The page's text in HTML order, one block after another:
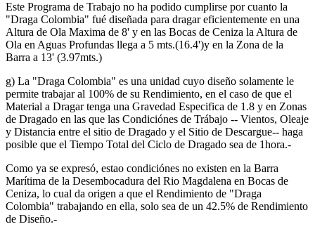
Este Programa de Trabajo no ha podido cumplirse por cuanto la
"Draga Colombia" fué diseñada para dragar eficientemente en una
Altura de Ola Maxima de 8' y en las Bocas de Ceniza la Altura de
Ola en Aguas Profundas llega a 5 mts.(16.4')y en la Zona de la
Barra a 13' (3.97mts.)
g) La "Draga Colombia" es una unidad cuyo diseño solamente le
permite trabajar al 100% de su Rendimiento, en el caso de que el
Material a Dragar tenga una Gravedad Especifica de 1.8 y en Zonas
de Dragado en las que las Condiciónes de Trábajo -- Vientos, Oleaje
y Distancia entre el sitio de Dragado y el Sitio de Descargue-- haga
posible que el Tiempo Total del Ciclo de Dragado sea de 1hora.-
Como ya se expresó, estao condiciónes no existen en la Barra
Marítima de la Desembocadura del Rio Magdalena en Bocas de
Ceniza, lo cual da origen a que el Rendimiento de "Draga
Colombia" trabajando en ella, solo sea de un 42.5% de Rendimiento
de Diseño.-